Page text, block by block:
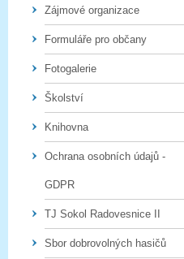
Zájmové organizace
Formuláře pro občany
Fotogalerie
Školství
Knihovna
Ochrana osobních údajů -
GDPR
TJ Sokol Radovesnice II
Sbor dobrovolných hasičů